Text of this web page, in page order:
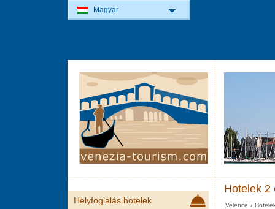
Hotelek 2
Velence ›
Helyfoglalás hotelek
Magyar